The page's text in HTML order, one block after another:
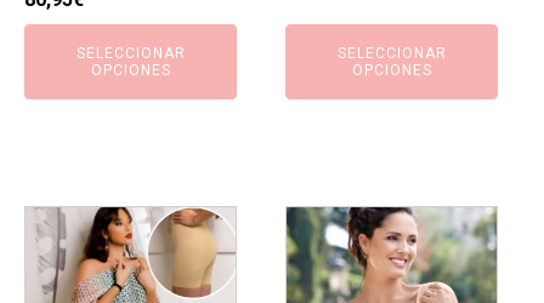
precio
original
precio
actual
SELECCIONAR
OPCIONES
producto
era:
23,00€.
es:
20,70€.
SELECCIONAR
OPCIONES
producto
Este
producto
tiene
Este
producto
tiene